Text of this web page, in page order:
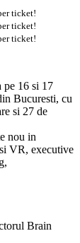
ticket!
ticket!
ticket!
pe 16 si 17
Bucuresti, cu
si 27 de
nou in
VR, executive
Brain